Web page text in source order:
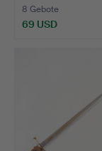
8 Gebote
69 USD